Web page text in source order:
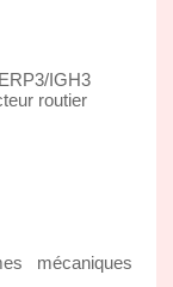
IGH3
routier
mécaniques